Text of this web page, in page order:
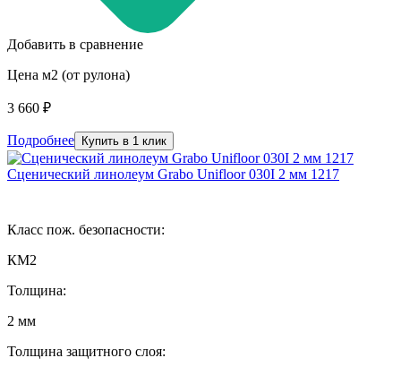
Добавить в сравнение
Цена м2 (от рулона)
3 660 ₽
Подробнее Купить в 1 клик
Сценический линолеум Grabo Unifloor 030I 2 мм 1217
Класс пож. безопасности:
КМ2
Толщина:
2 мм
Толщина защитного слоя: